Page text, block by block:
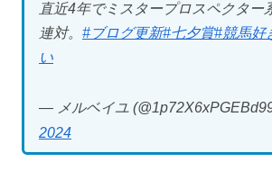
直近4年でミスタープロスペクター
連対。 #ブログ更新#七夕賞#競馬好
い
— メルベイユ
2024